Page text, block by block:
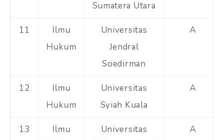
Sumatera Utara
11
Ilmu
Hukum
Universitas
Jendral
Soedirman
A
12
Ilmu
Hukum
Universitas
Syiah Kuala
A
13
Ilmu
Universitas
A